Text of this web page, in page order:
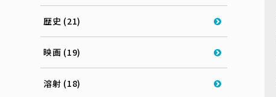
歴史 (21)
映画 (19)
溶射 (18)